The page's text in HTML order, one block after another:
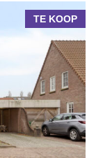
TE KOOP